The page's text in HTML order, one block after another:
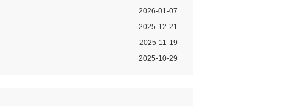
2026-01-07
2025-12-21
2025-11-19
2025-10-29